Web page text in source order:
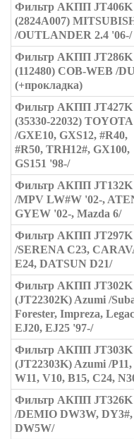
Фильтр АКПП JT406K
(2824A007)
/OUTLANDER 2.4 '06-/
Фильтр АКПП JT286K
(112480) COB-WEB /
(+прокладка)
Фильтр АКПП JT427K
(35330-22032) TOYOTA
/GXE10, GXS12, #R40,
#R50, TRH12#, GX100,
GS151 '98-/
Фильтр АКПП JT132K
/MPV LW#W '02-,
GYEW '02-, Mazda 6/
Фильтр АКПП JT297K
/SERENA C23,
E24, DATSUN D21/
Фильтр АКПП JT302K
(JT22302K) Azumi /
Forester, Impreza,
EJ20, EJ25 '97-/
Фильтр АКПП JT303K
(JT22303K) Azumi /P11,
W11, V10, B15, C24,
Фильтр АКПП JT326K
/DEMIO DW3W, DY3#,
DW5W/